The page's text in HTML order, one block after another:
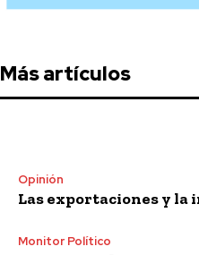
Más artículos
Opinión
Las exportaciones y la
Monitor Político